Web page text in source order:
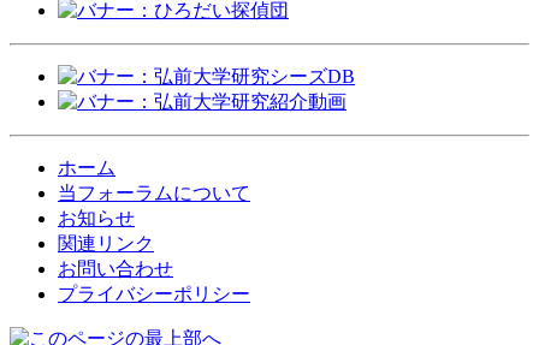
ホーム
当フォーラムについて
お知らせ
関連リンク
お問い合わせ
プライバシーポリシー